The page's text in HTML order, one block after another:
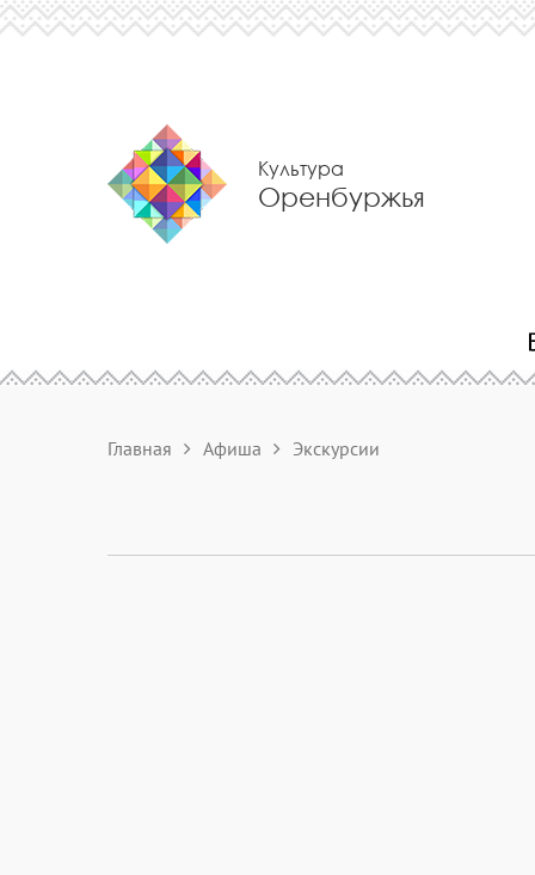
Культура
Оренбуржья
Главная Афиша Экскурсии